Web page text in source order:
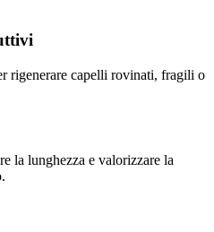
rigenerare capelli rovinati, fragili o
la lunghezza e valorizzare la